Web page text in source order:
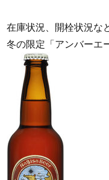
（追
在庫状況、開栓状況な
冬の限定「アンバーエ